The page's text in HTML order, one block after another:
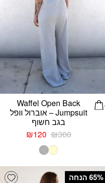
Waffel Open Back
Jumpsuit – אוברול וופל
בגב חשוף
₪300
המחיר
המקורי
היה:
₪120
Add
‫65% הנחה